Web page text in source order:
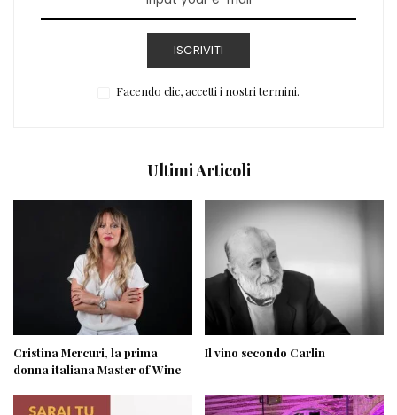
ISCRIVITI
Facendo clic, accetti i nostri termini.
Ultimi Articoli
Cristina Mercuri, la prima
donna italiana Master of Wine
Il vino secondo Carlin